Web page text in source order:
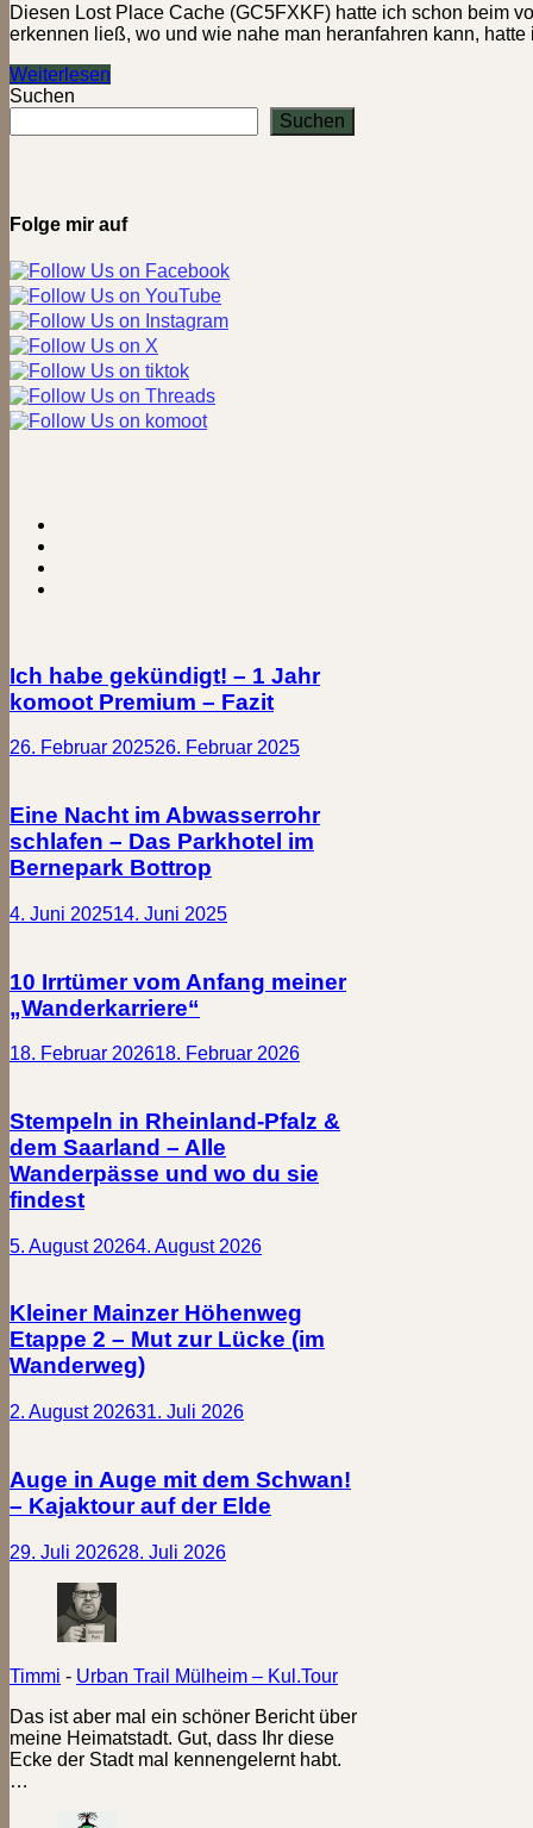
Diesen Lost Place Cache (GC5FXKF) hatte ich schon beim
erkennen ließ, wo und wie nahe man heranfahren kann,
Dosensuchen
im
Weiterlesen
Suchen
Suchen
Folge mir auf
Ich habe gekündigt! – 1 Jahr
komoot Premium – Fazit
26. Februar 202526. Februar 2025
Eine Nacht im Abwasserrohr
schlafen – Das Parkhotel im
Bernepark Bottrop
4. Juni 202514. Juni 2025
10 Irrtümer vom Anfang meiner
„Wanderkarriere“
18. Februar 202618. Februar 2026
Stempeln in Rheinland-Pfalz &
dem Saarland – Alle
Wanderpässe und wo du sie
findest
5. August 20264. August 2026
Kleiner Mainzer Höhenweg
Etappe 2 – Mut zur Lücke (im
Wanderweg)
2. August 202631. Juli 2026
Auge in Auge mit dem Schwan!
– Kajaktour auf der Elde
29. Juli 202628. Juli 2026
Timmi - Urban Trail Mülheim – Kul.Tour
Das ist aber mal ein schöner Bericht über
meine Heimatstadt. Gut, dass Ihr diese
Ecke der Stadt mal kennengelernt habt.
…